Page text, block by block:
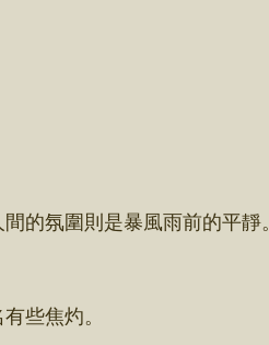
氛圍則是暴風雨前的平靜。
些焦灼。